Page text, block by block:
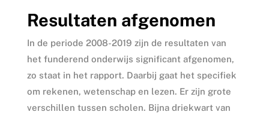
Resultaten afgenomen
In de periode 2008-2019 zijn de resultaten van
het funderend onderwijs significant afgenomen,
zo staat in het rapport. Daarbij gaat het specifiek
om rekenen, wetenschap en lezen. Er zijn grote
verschillen tussen scholen. Bijna driekwart van